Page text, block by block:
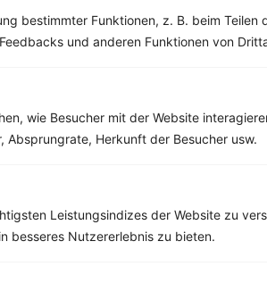
bestimmter Funktionen, z. B. beim Teilen
und anderen Funktionen von
wie Besucher mit der Website
Absprungrate, Herkunft der Besucher usw.
Leistungsindizes der Website zu
besseres Nutzererlebnis zu bieten.
Eiweiß:43 g
Kohlehydrate:23 g